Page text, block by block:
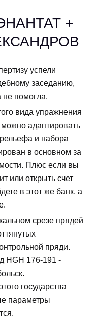
+
успели
заседанию,
не помогла.
вида упражнения
можно адаптировать
и набора
в основном за
Плюс если вы
или открыть счет
в этот же банк, а
срезе прядей
пряди.
HGH 176-191 -
государства
параметры